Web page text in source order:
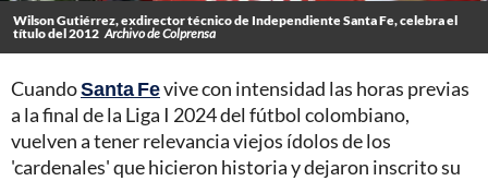
Wilson Gutiérrez, exdirector técnico de Independiente Santa Fe, celebra el
título del 2012 Archivo de Colprensa
CuandoSanta Fevive con intensidad las horas previas
a la final de la Liga I 2024 del fútbol colombiano,
vuelven a tener relevancia viejos ídolos de los
'cardenales' que hicieron historia y dejaron inscrito su